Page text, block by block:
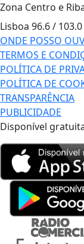
Zona Centro e
Lisboa 96.6 / 103.0
ONDE POSSO
TERMOS E
POLÍTICA DE
POLÍTICA DE
TRANSPARÊNCIA
PUBLICIDADE
Disponível